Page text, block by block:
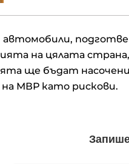
на цялата
ще бъдат
МВР като рискови.